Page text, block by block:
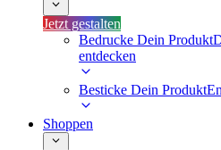
Jetzt gestalten
Bedrucke Dein Produkt
entdecken
Besticke Dein Produkt
Shoppen